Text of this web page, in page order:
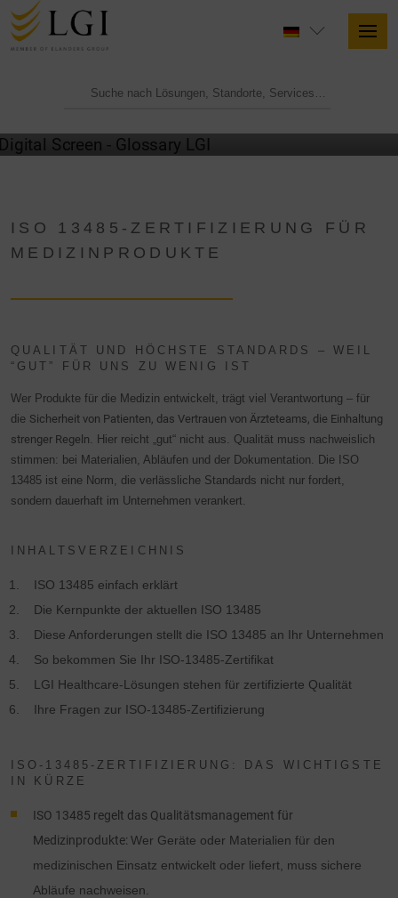
ISO 13485-ZERTIFIZIERUNG FÜR
MEDIZINPRODUKTE
QUALITÄT UND HÖCHSTE STANDARDS – WEIL
“GUT” FÜR UNS ZU WENIG IST
Wer Produkte für die Medizin entwickelt, trägt viel Verantwortung – für
die Sicherheit von Patienten, das Vertrauen von Ärzteteams, die Einhaltung
strenger Regeln . Hier reicht „gut“ nicht aus. Qualität muss nachweislich
stimmen: bei Materialien, Abläufen und der Dokumentation. Die ISO
13485 ist eine Norm, die verlässliche Standards nicht nur fordert,
sondern dauerhaft im Unternehmen verankert.
INHALTSVERZEICHNIS
ISO 13485 einfach erklärt
Die Kernpunkte der aktuellen ISO 13485
Diese Anforderungen stellt die ISO 13485 an Ihr Unternehmen
So bekommen Sie Ihr ISO-13485-Zertifikat
LGI Healthcare-Lösungen stehen für zertifizierte Qualität
Ihre Fragen zur ISO-13485-Zertifizierung
ISO-13485-ZERTIFIZIERUNG: DAS WICHTIGSTE
IN KÜRZE
ISO 13485 regelt das Qualitätsmanagement für
Medizinprodukte: Wer Geräte oder Materialien für den
medizinischen Einsatz entwickelt oder liefert, muss sichere
Abläufe nachweisen.